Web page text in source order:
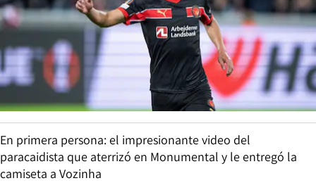
En primera persona: el impresionante video del
paracaidista que aterrizó en Monumental y le entregó la
camiseta a Vozinha